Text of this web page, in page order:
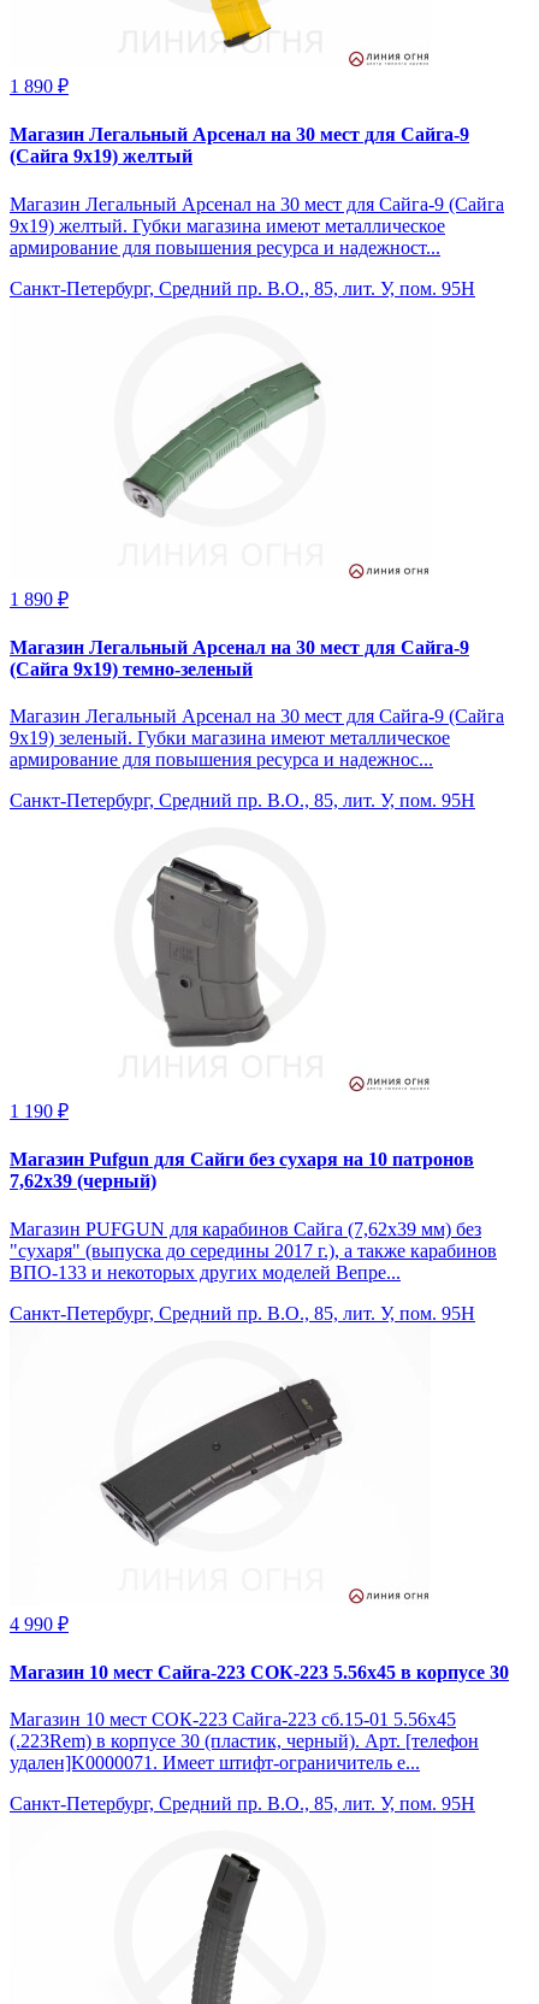
1 890 ₽
Магазин Легальный Арсенал на 30 мест для Сайга-9
(Сайга 9х19) желтый
Магазин Легальный Арсенал на 30 мест для Сайга-9 (Сайга
9х19) желтый. Губки магазина имеют металлическое
армирование для повышения ресурса и надежност...
Санкт-Петербург, Средний пр. В.О., 85, лит. У, пом. 95Н
1 890 ₽
Магазин Легальный Арсенал на 30 мест для Сайга-9
(Сайга 9х19) темно-зеленый
Магазин Легальный Арсенал на 30 мест для Сайга-9 (Сайга
9х19) зеленый. Губки магазина имеют металлическое
армирование для повышения ресурса и надежнос...
Санкт-Петербург, Средний пр. В.О., 85, лит. У, пом. 95Н
1 190 ₽
Магазин Pufgun для Сайги без сухаря на 10 патронов
7,62х39 (черный)
Магазин PUFGUN для карабинов Сайга (7,62х39 мм) без
"сухаря" (выпуска до середины 2017 г.), а также карабинов
ВПО-133 и некоторых других моделей Вепре...
Санкт-Петербург, Средний пр. В.О., 85, лит. У, пом. 95Н
4 990 ₽
Магазин 10 мест Сайга-223 СОК-223 5.56x45 в корпусе 30
Магазин 10 мест СОК-223 Сайга-223 сб.15-01 5.56x45
(.223Rem) в корпусе 30 (пластик, черный). Арт. [телефон
удален]K0000071. Имеет штифт-ограничитель е...
Санкт-Петербург, Средний пр. В.О., 85, лит. У, пом. 95Н